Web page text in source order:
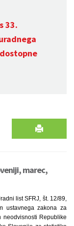
33.
marec,
list SFRJ, št. 12/89,
ustavnega zakona za
Republike